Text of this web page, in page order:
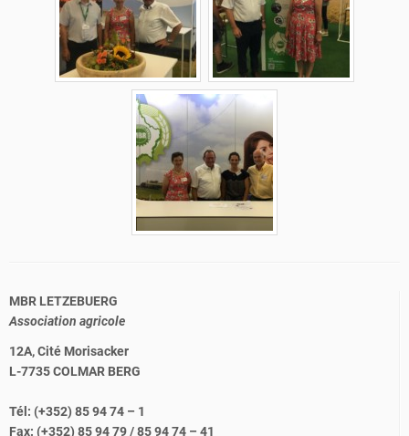
MBR LETZEBUERG
Association agricole
12A, Cité Morisacker
L-7735 COLMAR BERG
Tél: (+352) 85 94 74 – 1
Fax: (+352) 85 94 79 / 85 94 74 – 41